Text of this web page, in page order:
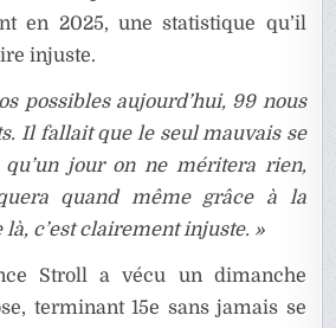
en 2025, une statistique qu’il
injuste.
possibles aujourd’hui, 99 nous
Il fallait que le seul mauvais se
qu’un jour on ne méritera rien,
quand même grâce à la
là, c’est clairement injuste. »
Stroll a vécu un dimanche
terminant 15e sans jamais se